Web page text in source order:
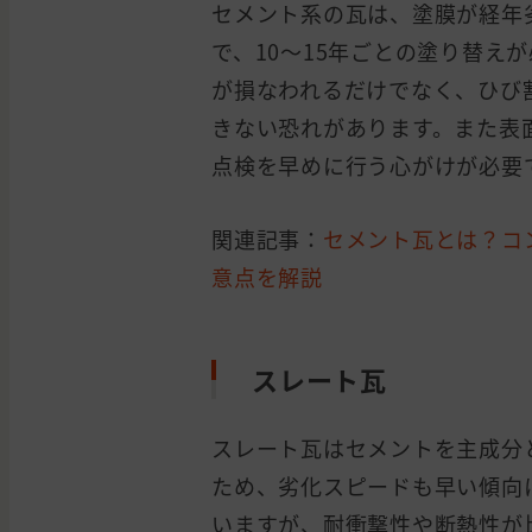
セメント系の瓦は、塗膜が経
で、10〜15年ごとの塗り替え
が損なわれるだけでなく、ひ
きない恐れがあります。また
点検を早めに行う心がけが必要
関連記事： セメント瓦とは？
意点を解説
スレート瓦
スレート瓦はセメントを主成
ため、劣化スピードも早い傾
いますが、耐衝撃性や断熱性